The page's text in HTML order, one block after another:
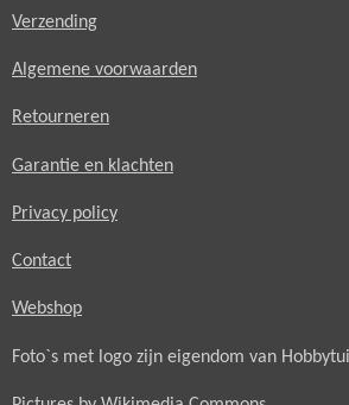
Verzending
Algemene voorwaarden
Retourneren
Garantie en klachten
Privacy policy
Contact
Webshop
Foto`s met logo zijn eigendom van